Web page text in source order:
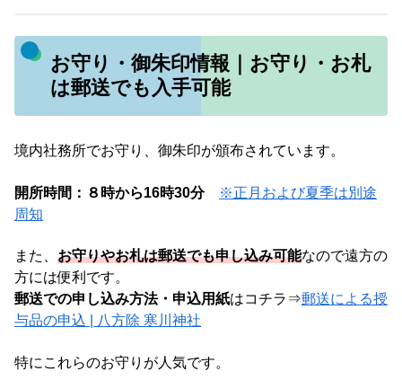
お守り・御朱印情報｜お守り・お札
は郵送でも入手可能
境内社務所でお守り、御朱印が頒布されています。
開所時間：８時から16時30分
※正月および夏季は別途
周知
また、 お守りやお札は郵送でも申し込み可能なので遠方の
方には便利です。
郵送での申し込み方法・申込用紙はコチラ⇒郵送による授
与品の申込 | 八方除 寒川神社
特にこれらのお守りが人気です。